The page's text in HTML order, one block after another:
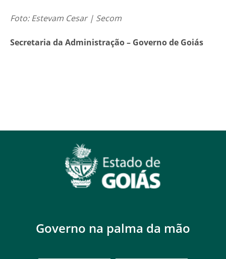
Foto: Estevam Cesar | Secom
Secretaria da Administração – Governo de Goiás
Governo na palma da mão